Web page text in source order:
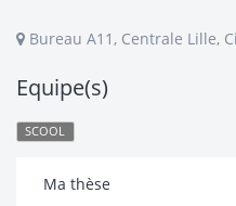
Bureau A11, Centrale Lille,
Equipe(s)
SCOOL
Ma thèse